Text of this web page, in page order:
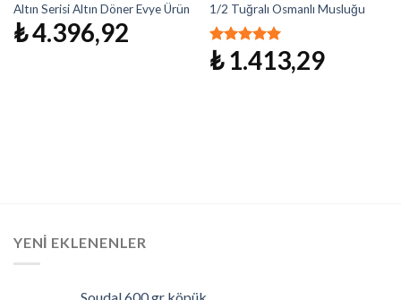
Altın Serisi Altın Döner Evye Ürün
₺4.396,92
1/2 Tuğralı Osmanlı Musluğu
5 üzerinden
5.00oy aldı
₺1.413,29
YENI EKLENENLER